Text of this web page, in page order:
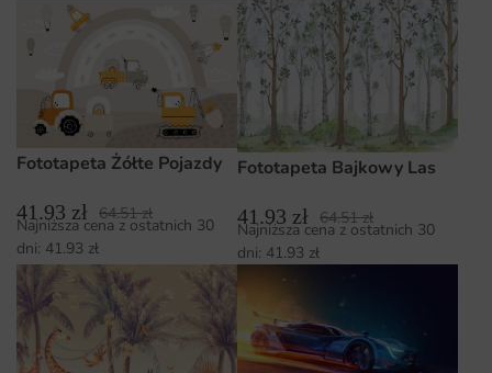
Fototapeta Żółte Pojazdy
41.93 zł 64.51zł
Najniższa cena z ostatnich 30
dni: 41.93 zł
Fototapeta Bajkowy Las
41.93 zł 64.51zł
Najniższa cena z ostatnich 30
dni: 41.93 zł